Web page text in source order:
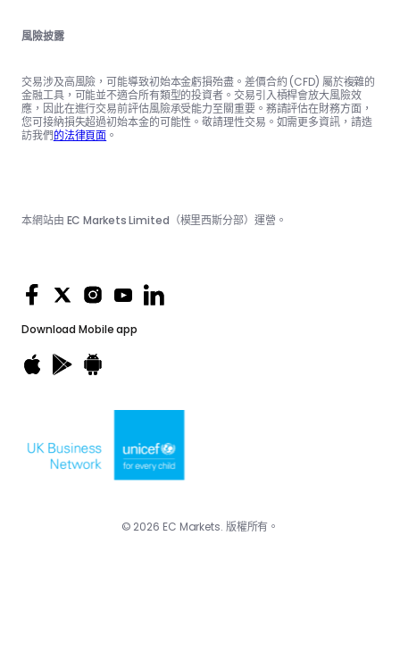
風險披露
交易涉及高風險，可能導致初始本金虧損殆盡。差價合約 (CFD) 屬於複雜的
金融工具，可能並不適合所有類型的投資者。交易引入槓桿會放大風險效
應，因此在進行交易前評估風險承受能力至關重要。務請評估在財務方面，
您可接納損失超過初始本金的可能性。敬請理性交易。如需更多資訊，請造
訪我們的法律頁面 。
Download Mobile app
本網站由 EC Markets Limited（模里西斯分部）運營。
© 2026 EC Markets. 版權所有。